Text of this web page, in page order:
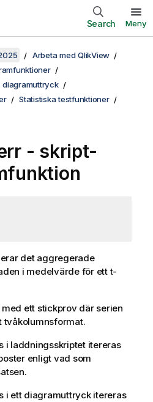
Search Meny
Arbeta med QlikView
diagramuttryck
Statistiska testfunktioner
- skript-
det aggregerade
i medelvärde för ett t-
ett stickprov där serien
tvåkolumnsformat.
i laddningsskriptet itereras
enligt vad som
i ett diagramuttryck itereras